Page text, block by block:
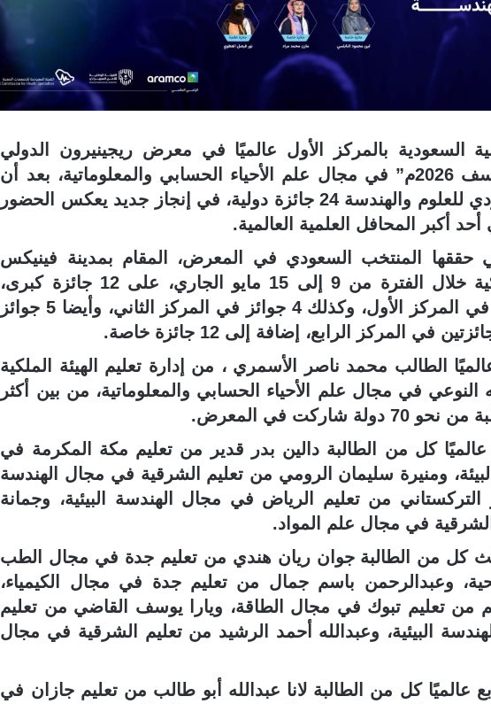
السعودية بالمركز الأول عالميًا في معرض ريجينيرون الدولي
للعلوم والهندسة “آيسف 2026م” في مجال علم الأحياء الحسابي والمعلوماتية، بعد أن
حصد المنتخب السعودي للعلوم والهندسة 24 جائزة دولية، في إنجاز جديد يعكس الحضور
أكبر المحافل العلمية العالمية.
حققها المنتخب السعودي في المعرض، المقام بمدينة فينيكس
بولاية أريزونا الأمريكية خلال الفترة من 9 إلى 15 مايو الجاري، على 12 جائزة كبرى،
شملت جائزة عالمية في المركز الأول، وكذلك 4 جوائز في المركز الثاني، وأيضا 5 جوائز
في المركز الرابع، إضافة إلى 12 جائزة خاصة.
الطالب محمد ناصر الأسمري ، من إدارة تعليم الهيئة الملكية
في مجال علم الأحياء الحسابي والمعلوماتية، من بين أكثر
كل من الطالبة دالين بدر قدير من تعليم مكة المكرمة في
ومنيرة سليمان الرومي من تعليم الشرقية في مجال الهندسة
التركستاني من تعليم الرياض في مجال الهندسة البيئية، وجمانة
في مجال علم المواد.
كل من الطالبة جوان ريان هندي من تعليم جدة في مجال الطب
وعبدالرحمن باسم جمال من تعليم جدة في مجال الكيمياء،
من تعليم تبوك في مجال الطاقة، ويارا يوسف القاضي من تعليم
البيئية، وعبدالله أحمد الرشيد من تعليم الشرقية في مجال
عالميًا كل من الطالبة لانا عبدالله أبو طالب من تعليم جازان في